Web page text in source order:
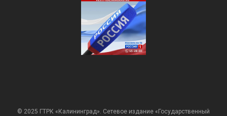
© 2025 ГТРК «Калининград». Сетевое издание «Государственный